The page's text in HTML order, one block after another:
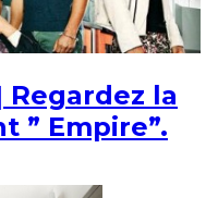
la
” Empire”.